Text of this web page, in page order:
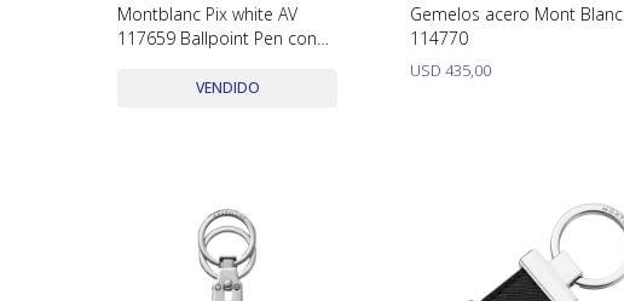
Montblanc Pix white AV
117659 Ballpoint Pen con
VENDIDO
Gemelos acero Mont Blanc
114770
USD 435,00